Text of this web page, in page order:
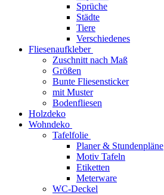
Sprüche
Städte
Tiere
Verschiedenes
Fliesenaufkleber
Zuschnitt nach Maß
Größen
Bunte Fliesensticker
mit Muster
Bodenfliesen
Holzdeko
Wohndeko
Tafelfolie
Planer & Stundenpläne
Motiv Tafeln
Etiketten
Meterware
WC-Deckel